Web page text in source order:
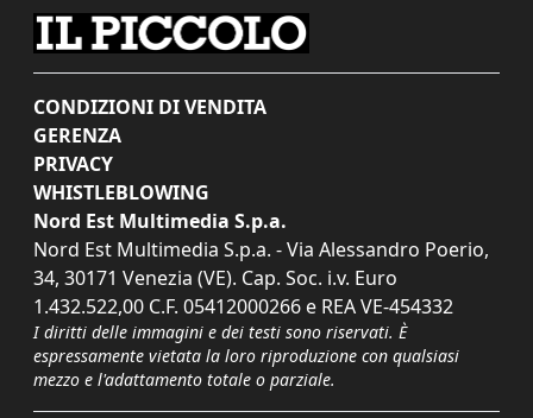
CONDIZIONI DI VENDITA
GERENZA
PRIVACY
WHISTLEBLOWING
Nord Est Multimedia S.p.a.
Nord Est Multimedia S.p.a. - Via Alessandro Poerio,
34, 30171 Venezia (VE). Cap. Soc. i.v. Euro
1.432.522,00 C.F. 05412000266 e REA VE-454332
I diritti delle immagini e dei testi sono riservati. È
espressamente vietata la loro riproduzione con qualsiasi
mezzo e l'adattamento totale o parziale.